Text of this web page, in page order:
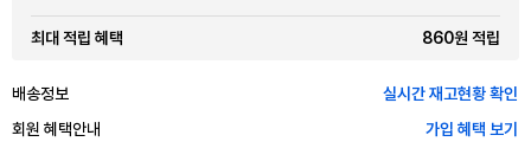
최대 적립 혜택 860원 적립
배송정보
실시간 재고현황 확인
회원 혜택안내
가입 혜택 보기